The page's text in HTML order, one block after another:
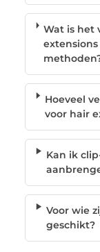
Wat is het
Hoeveel
voor hair
Kan ik
Voor wie
geschikt?